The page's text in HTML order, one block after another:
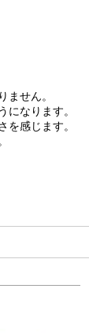
ません。
になります。
を感じます。